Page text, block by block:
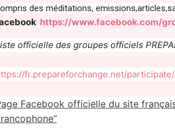
des méditations,
https://www.facebook.com/
officielle des groupes officiels
fr.prepareforchange.net/
Facebook officielle du site